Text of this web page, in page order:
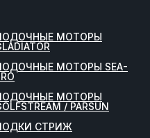
МОТОРЫ
МОТОРЫ SEA-
МОТОРЫ
/ PARSUN
СТРИЖ